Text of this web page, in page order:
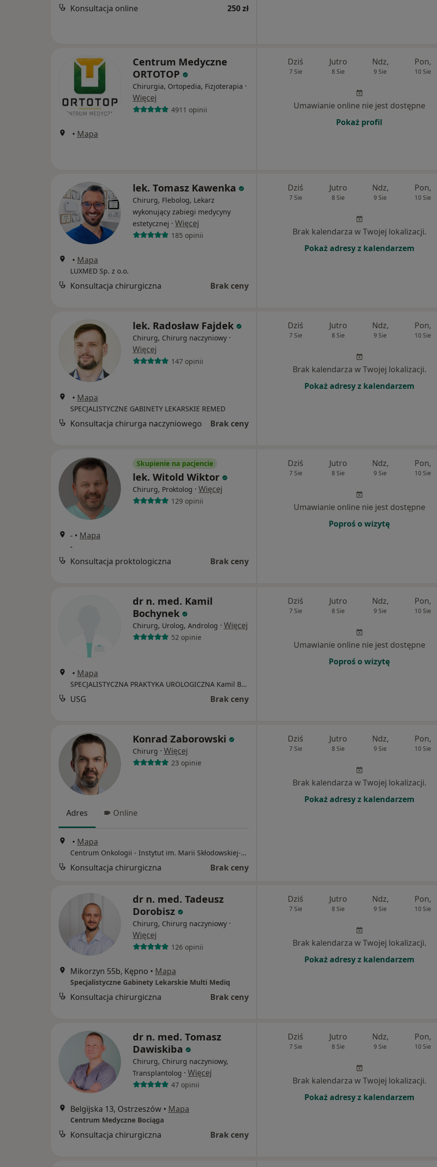
Konsultacja online 250 zł
Centrum Medyczne
ORTOTOP
Chirurgia, Ortopedia, Fizjoterapia ·
Więcej
4911 opinii
• Mapa
Dziś
7 Sie
Jutro
8 Sie
Ndz,
9 Sie
Pon,
10 Sie
Umawianie online nie jest dostępne
Pokaż profil
lek. Tomasz Kawenka
Chirurg, Flebolog, Lekarz
wykonujący zabiegi medycyny
estetycznej · Więcej
185 opinii
• Mapa
LUXMED Sp. z o.o.
Konsultacja chirurgiczna Brak ceny
Dziś
7 Sie
Jutro
8 Sie
Ndz,
9 Sie
Pon,
10 Sie
Brak kalendarza w Twojej lokalizacji.
Pokaż adresy z kalendarzem
lek. Radosław Fajdek
Chirurg, Chirurg naczyniowy ·
Więcej
147 opinii
• Mapa
SPECJALISTYCZNE GABINETY LEKARSKIE REMED
Konsultacja chirurga naczyniowego Brak ceny
Dziś
7 Sie
Jutro
8 Sie
Ndz,
9 Sie
Pon,
10 Sie
Brak kalendarza w Twojej lokalizacji.
Pokaż adresy z kalendarzem
Skupienie na pacjencie
lek. Witold Wiktor
Chirurg, Proktolog · Więcej
129 opinii
- • Mapa
-
Konsultacja proktologiczna Brak ceny
Dziś
7 Sie
Jutro
8 Sie
Ndz,
9 Sie
Pon,
10 Sie
Umawianie online nie jest dostępne
Poproś o wizytę
dr n. med. Kamil
Bochynek
Chirurg, Urolog, Androlog · Więcej
52 opinie
• Mapa
SPECJALISTYCZNA PRAKTYKA UROLOGICZNA Kamil Bochynek
USG Brak ceny
Dziś
7 Sie
Jutro
8 Sie
Ndz,
9 Sie
Pon,
10 Sie
Umawianie online nie jest dostępne
Poproś o wizytę
Konrad Zaborowski
Chirurg · Więcej
23 opinie
Adres Online
• Mapa
Centrum Onkologii - Instytut im. Marii Skłodowskiej-Curie
Konsultacja chirurgiczna Brak ceny
Dziś
7 Sie
Jutro
8 Sie
Ndz,
9 Sie
Pon,
10 Sie
Brak kalendarza w Twojej lokalizacji.
Pokaż adresy z kalendarzem
dr n. med. Tadeusz
Dorobisz
Chirurg, Chirurg naczyniowy ·
Więcej
126 opinii
Mikorzyn 55b, Kępno • Mapa
Specjalistyczne Gabinety Lekarskie Multi Mediq
Konsultacja chirurgiczna Brak ceny
Dziś
7 Sie
Jutro
8 Sie
Ndz,
9 Sie
Pon,
10 Sie
Brak kalendarza w Twojej lokalizacji.
Pokaż adresy z kalendarzem
dr n. med. Tomasz
Dawiskiba
Chirurg, Chirurg naczyniowy,
Transplantolog · Więcej
47 opinii
Belgijska 13, Ostrzeszów • Mapa
Centrum Medyczne Bociąga
Konsultacja chirurgiczna Brak ceny
Dziś
7 Sie
Jutro
8 Sie
Ndz,
9 Sie
Pon,
10 Sie
Brak kalendarza w Twojej lokalizacji.
Pokaż adresy z kalendarzem